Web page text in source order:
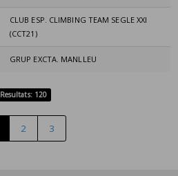
CLUB ESP. CLIMBING TEAM SEGLE XXI
(CCT21)
GRUP EXCTA. MANLLEU
Resultats: 120
2 3